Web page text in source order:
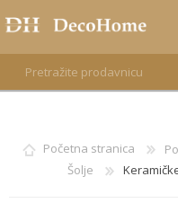
REGISTRUJTE SE
PRIJAVA
Početna stranica
Šolje